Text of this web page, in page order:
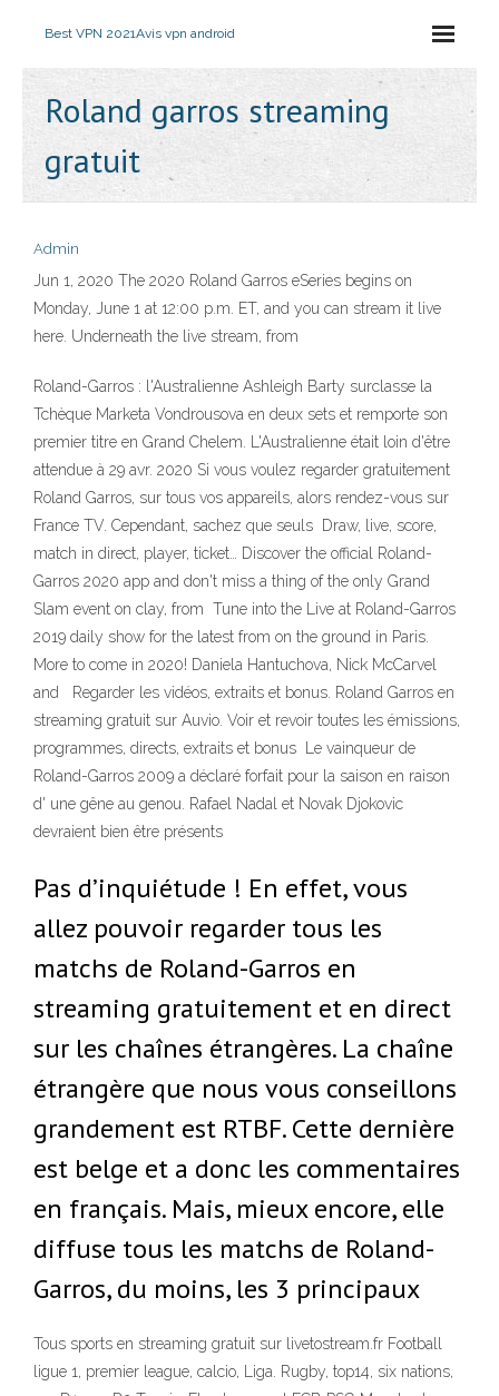
Best VPN 2021Avis vpn android
Roland garros streaming
gratuit
Admin
Jun 1, 2020 The 2020 Roland Garros eSeries begins on
Monday, June 1 at 12:00 p.m. ET, and you can stream it live
here. Underneath the live stream, from
Roland-Garros : l'Australienne Ashleigh Barty surclasse la
Tchèque Marketa Vondrousova en deux sets et remporte son
premier titre en Grand Chelem. L'Australienne était loin d'être
attendue à 29 avr. 2020 Si vous voulez regarder gratuitement
Roland Garros, sur tous vos appareils, alors rendez-vous sur
France TV. Cependant, sachez que seuls Draw, live, score,
match in direct, player, ticket… Discover the official Roland-
Garros 2020 app and don't miss a thing of the only Grand
Slam event on clay, from Tune into the Live at Roland-Garros
2019 daily show for the latest from on the ground in Paris.
More to come in 2020! Daniela Hantuchova, Nick McCarvel
and Regarder les vidéos, extraits et bonus. Roland Garros en
streaming gratuit sur Auvio. Voir et revoir toutes les émissions,
programmes, directs, extraits et bonus Le vainqueur de
Roland-Garros 2009 a déclaré forfait pour la saison en raison
d' une gêne au genou. Rafael Nadal et Novak Djokovic
devraient bien être présents
Pas d’inquiétude ! En effet, vous
allez pouvoir regarder tous les
matchs de Roland-Garros en
streaming gratuitement et en direct
sur les chaînes étrangères. La chaîne
étrangère que nous vous conseillons
grandement est RTBF. Cette dernière
est belge et a donc les commentaires
en français. Mais, mieux encore, elle
diffuse tous les matchs de Roland-
Garros, du moins, les 3 principaux
Tous sports en streaming gratuit sur livetostream.fr Football
ligue 1, premier league, calcio, Liga. Rugby, top14, six nations,